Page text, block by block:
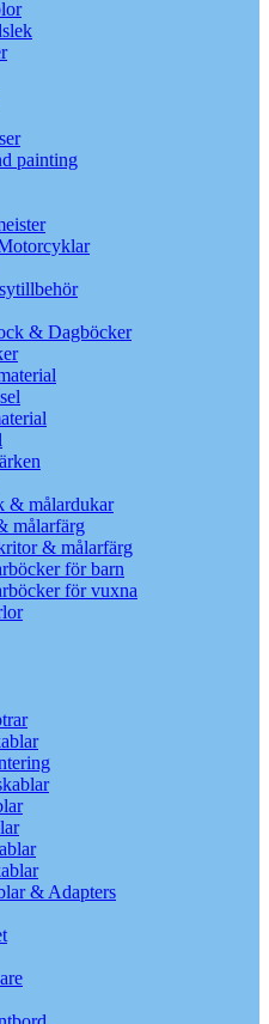
painting
& Dagböcker
& målardukar
målarfärg
& målarfärg
för barn
för vuxna
& Adapters